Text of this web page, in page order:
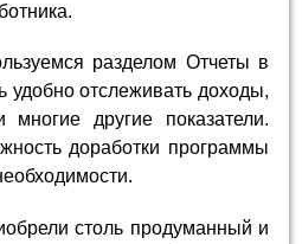
разделом Отчеты в
удобно отслеживать доходы,
другие показатели.
доработки программы
столь продуманный и